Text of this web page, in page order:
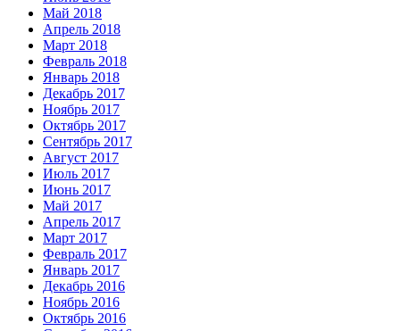
Май 2018
Апрель 2018
Март 2018
Февраль 2018
Январь 2018
Декабрь 2017
Ноябрь 2017
Октябрь 2017
Сентябрь 2017
Август 2017
Июль 2017
Июнь 2017
Май 2017
Апрель 2017
Март 2017
Февраль 2017
Январь 2017
Декабрь 2016
Ноябрь 2016
Октябрь 2016